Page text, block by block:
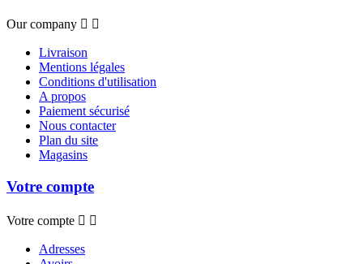
Our company  
Livraison
Mentions légales
Conditions d'utilisation
A propos
Paiement sécurisé
Nous contacter
Plan du site
Magasins
Votre compte
Votre compte  
Adresses